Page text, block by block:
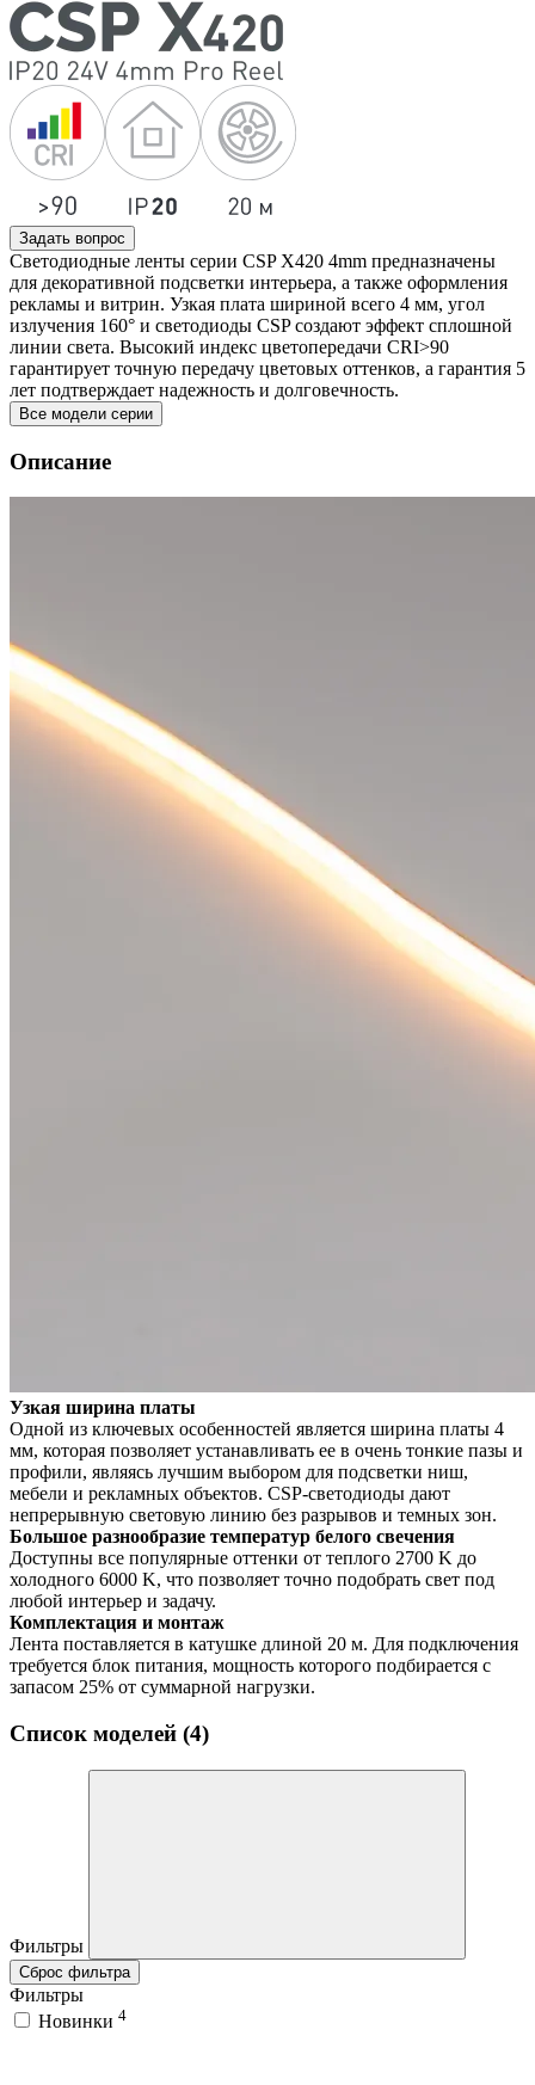
Задать вопрос
Светодиодные ленты серии CSP X420 4mm предназначены
для декоративной подсветки интерьера, а также оформления
рекламы и витрин. Узкая плата шириной всего 4 мм, угол
излучения 160° и светодиоды CSP создают эффект сплошной
линии света. Высокий индекс цветопередачи CRI>90
гарантирует точную передачу цветовых оттенков, а гарантия 5
лет подтверждает надежность и долговечность.
Все модели серии
Описание
Узкая ширина платы
Одной из ключевых особенностей является ширина платы 4
мм, которая позволяет устанавливать ее в очень тонкие пазы и
профили, являясь лучшим выбором для подсветки ниш,
мебели и рекламных объектов. CSP-светодиоды дают
непрерывную световую линию без разрывов и темных зон.
Большое разнообразие температур белого свечения
Доступны все популярные оттенки от теплого 2700 K до
холодного 6000 K, что позволяет точно подобрать свет под
любой интерьер и задачу.
Комплектация и монтаж
Лента поставляется в катушке длиной 20 м. Для подключения
требуется блок питания, мощность которого подбирается с
запасом 25% от суммарной нагрузки.
Список моделей (4)
Фильтры
Сброс фильтра
Фильтры
Новинки 4